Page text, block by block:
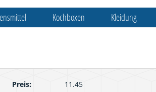
Kochboxen Kleidung
Preis:
11.45